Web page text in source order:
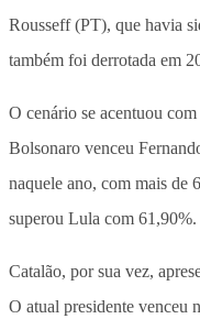
Rousseff (PT), que havia
também foi derrotada em
O cenário se acentuou
Bolsonaro venceu
naquele ano, com mais de
superou Lula com 61,90%.
Catalão, por sua vez,
O atual presidente venceu